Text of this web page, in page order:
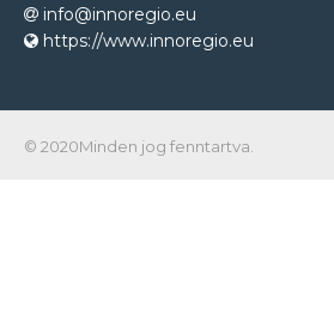
info@innoregio.eu
https://www.innoregio.eu
© 2020Minden jog fenntartva.